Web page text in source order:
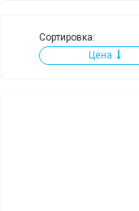
Сортировка:
Цена